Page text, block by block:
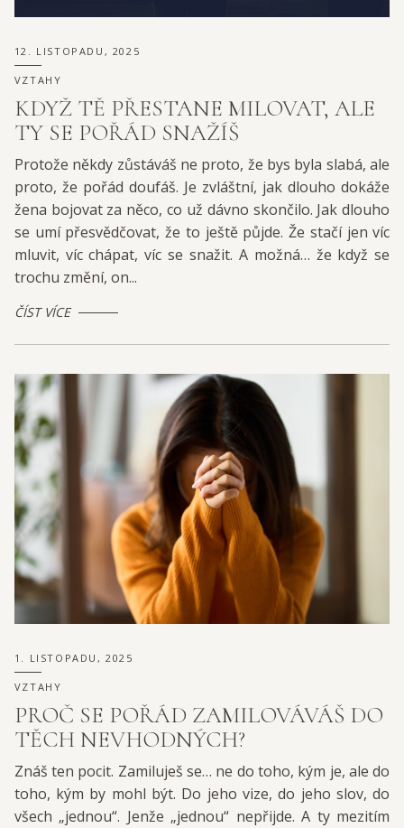
12. LISTOPADU, 2025
VZTAHY
KDYŽ TĚ PŘESTANE MILOVAT, ALE
TY SE POŘÁD SNAŽÍŠ
Protože někdy zůstáváš ne proto, že bys byla slabá, ale
proto, že pořád doufáš. Je zvláštní, jak dlouho dokáže
žena bojovat za něco, co už dávno skončilo. Jak dlouho
se umí přesvědčovat, že to ještě půjde. Že stačí jen víc
mluvit, víc chápat, víc se snažit. A možná… že když se
trochu změní, on...
ČÍST VÍCE
1. LISTOPADU, 2025
VZTAHY
PROČ SE POŘÁD ZAMILOVÁVÁŠ DO
TĚCH NEVHODNÝCH?
Znáš ten pocit. Zamiluješ se… ne do toho, kým je, ale do
toho, kým by mohl být. Do jeho vize, do jeho slov, do
všech „jednou“. Jenže „jednou“ nepřijde. A ty mezitím